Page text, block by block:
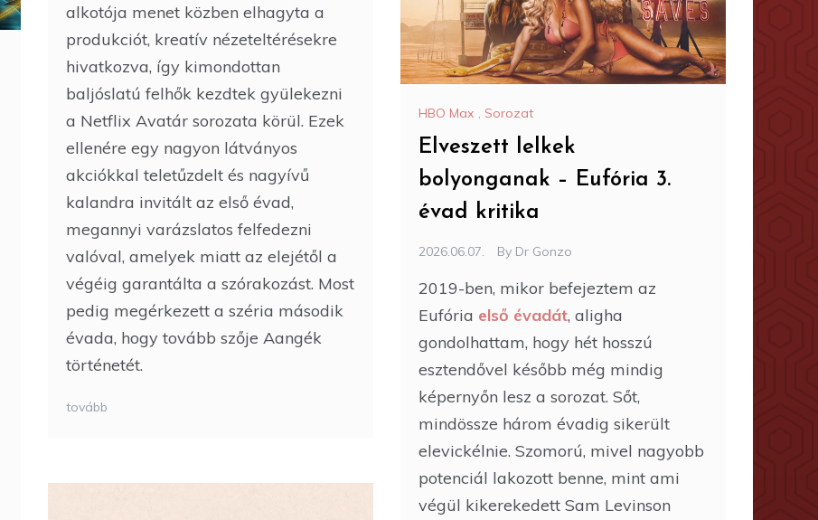
alkotója menet közben elhagyta a
produkciót, kreatív nézeteltérésekre
hivatkozva, így kimondottan
baljóslatú felhők kezdtek gyülekezni
a Netflix Avatár sorozata körül. Ezek
ellenére egy nagyon látványos
akciókkal teletűzdelt és nagyívű
kalandra invitált az első évad,
megannyi varázslatos felfedezni
valóval, amelyek miatt az elejétől a
végéig garantálta a szórakozást. Most
pedig megérkezett a széria második
évada, hogy tovább szője Aangék
történetét.
tovább
HBO Max , Sorozat
Elveszett lelkek
bolyonganak – Eufória 3.
évad kritika
2026.06.07. By Dr Gonzo
2019-ben, mikor befejeztem az
Eufória első évadát, aligha
gondolhattam, hogy hét hosszú
esztendővel később még mindig
képernyőn lesz a sorozat. Sőt,
mindössze három évadig sikerült
elevickélnie. Szomorú, mivel nagyobb
potenciál lakozott benne, mint ami
végül kikerekedett Sam Levinson